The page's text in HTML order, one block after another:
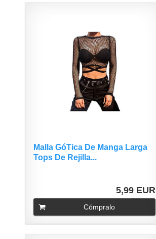
Malla GóTica De Manga Larga
Tops De Rejilla...
5,99 EUR
Cómpralo